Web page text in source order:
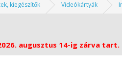
kiegészítők Videókártyák
augusztus 14-ig zárva tart.